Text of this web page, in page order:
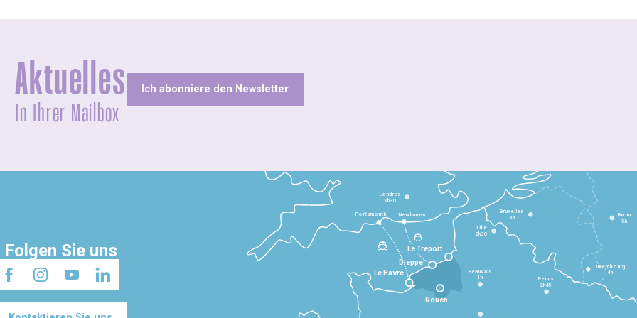
Aktuelles
In Ihrer Mailbox
Ich abonniere den Newsletter
Folgen Sie uns
Le Havre
Dieppe
Le Tréport
Beauvais
1h Reims
2h45
Lille
2h30
Bruxelles
3h
Londres
3h30
Newhaven
Portsmouth Bonn
5h
Luxembourg
4h
Rouen